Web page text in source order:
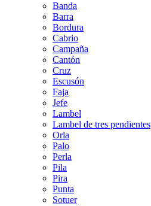
Banda
Barra
Bordura
Cabrio
Campaña
Cantón
Cruz
Escusón
Faja
Jefe
Lambel
Lambel de tres pendientes
Orla
Palo
Perla
Pila
Pira
Punta
Sotuer